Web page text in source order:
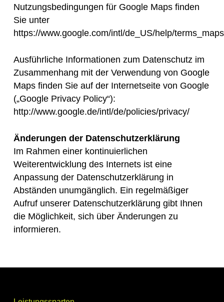
Nutzungsbedingungen für Google Maps finden
Sie unter
https://www.google.com/intl/de_US/help/
Ausführliche Informationen zum Datenschutz im
Zusammenhang mit der Verwendung von Google
Maps finden Sie auf der Internetseite von Google
(„Google Privacy Policy“):
http://www.google.de/intl/de/policies/privacy/
Änderungen der Datenschutzerklärung
Im Rahmen einer kontinuierlichen
Weiterentwicklung des Internets ist eine
Anpassung der Datenschutzerklärung in
Abständen unumgänglich. Ein regelmäßiger
Aufruf unserer Datenschutzerklärung gibt Ihnen
die Möglichkeit, sich über Änderungen zu
informieren.